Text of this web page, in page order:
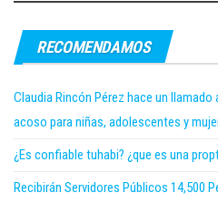
RECOMENDAMOS
Claudia Rincón Pérez hace un
acoso para niñas, adolescentes y
¿Es confiable tuhabi? ¿que es una
Recibirán Servidores Públicos 14,500